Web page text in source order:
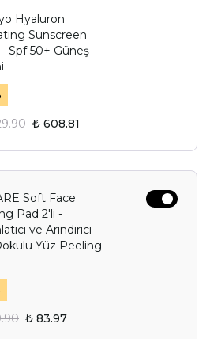
Hyaluron
Sunscreen
Spf 50+ Güneş
₺ 608.81
Soft Face
Pad 2'li -
ve Arındırıcı
Yüz Peeling
₺ 83.97